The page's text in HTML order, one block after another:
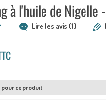
à l'huile de Nigelle
Lire les avis (1)
ce produit